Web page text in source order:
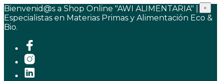
Bienvenid@s a Shop Online "AWI ALIMENTARIA" |
Especialistas en Materias Primas y Alimentación Eco &
Bio.
×